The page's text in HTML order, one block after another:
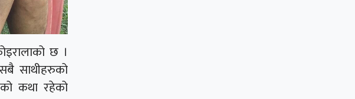
छ ।
साथीहरुको
कथा रहेको